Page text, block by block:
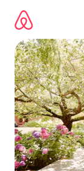
directement
contenu